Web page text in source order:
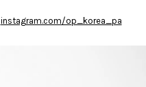
instagram.com/op_korea_pa